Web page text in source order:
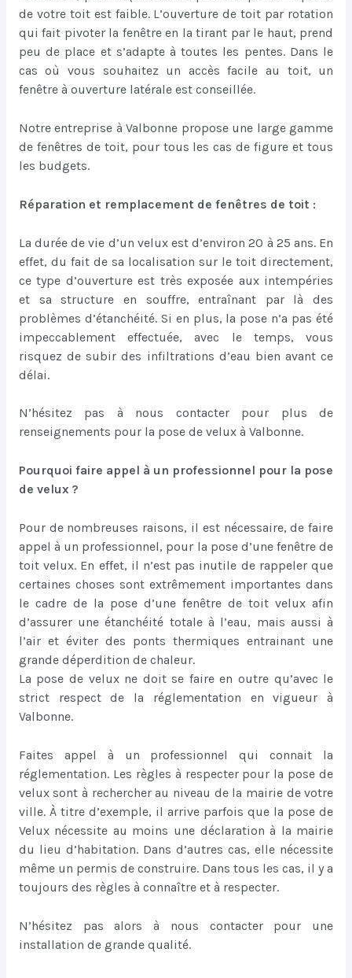
de votre toit est faible. L’ouverture de toit par rotation
qui fait pivoter la fenêtre en la tirant par le haut, prend
peu de place et s’adapte à toutes les pentes. Dans le
cas où vous souhaitez un accès facile au toit, un
fenêtre à ouverture latérale est conseillée.
Notre entreprise à Valbonne propose une large gamme
de fenêtres de toit, pour tous les cas de figure et tous
les budgets.
Réparation et remplacement de fenêtres de toit :
La durée de vie d’un velux est d’environ 20 à 25 ans. En
effet, du fait de sa localisation sur le toit directement,
ce type d’ouverture est très exposée aux intempéries
et sa structure en souffre, entraînant par là des
problèmes d’étanchéité. Si en plus, la pose n’a pas été
impeccablement effectuée, avec le temps, vous
risquez de subir des infiltrations d’eau bien avant ce
délai.
N’hésitez pas à nous contacter pour plus de
renseignements pour la pose de velux à Valbonne.
Pourquoi faire appel à un professionnel pour la pose
de velux ?
Pour de nombreuses raisons, il est nécessaire, de faire
appel à un professionnel, pour la pose d’une fenêtre de
toit velux. En effet, il n’est pas inutile de rappeler que
certaines choses sont extrêmement importantes dans
le cadre de la pose d’une fenêtre de toit velux afin
d’assurer une étanchéité totale à l’eau, mais aussi à
l’air et éviter des ponts thermiques entrainant une
grande déperdition de chaleur.
La pose de velux ne doit se faire en outre qu’avec le
strict respect de la réglementation en vigueur à
Valbonne.
Faites appel à un professionnel qui connait la
réglementation. Les règles à respecter pour la pose de
velux sont à rechercher au niveau de la mairie de votre
ville. À titre d’exemple, il arrive parfois que la pose de
Velux nécessite au moins une déclaration à la mairie
du lieu d’habitation. Dans d’autres cas, elle nécessite
même un permis de construire. Dans tous les cas, il y a
toujours des règles à connaître et à respecter.
N’hésitez pas alors à nous contacter pour une
installation de grande qualité.